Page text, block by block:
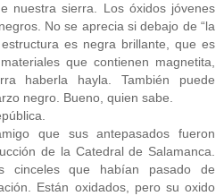
nuestra sierra. Los óxidos jóvenes
No se aprecia si debajo de “la
es negra brillante, que es
que contienen magnetita,
haberla hayla. También puede
negro. Bueno, quien sabe.
que sus antepasados fueron
de la Catedral de Salamanca.
cinceles que habían pasado de
Están oxidados, pero su oxido